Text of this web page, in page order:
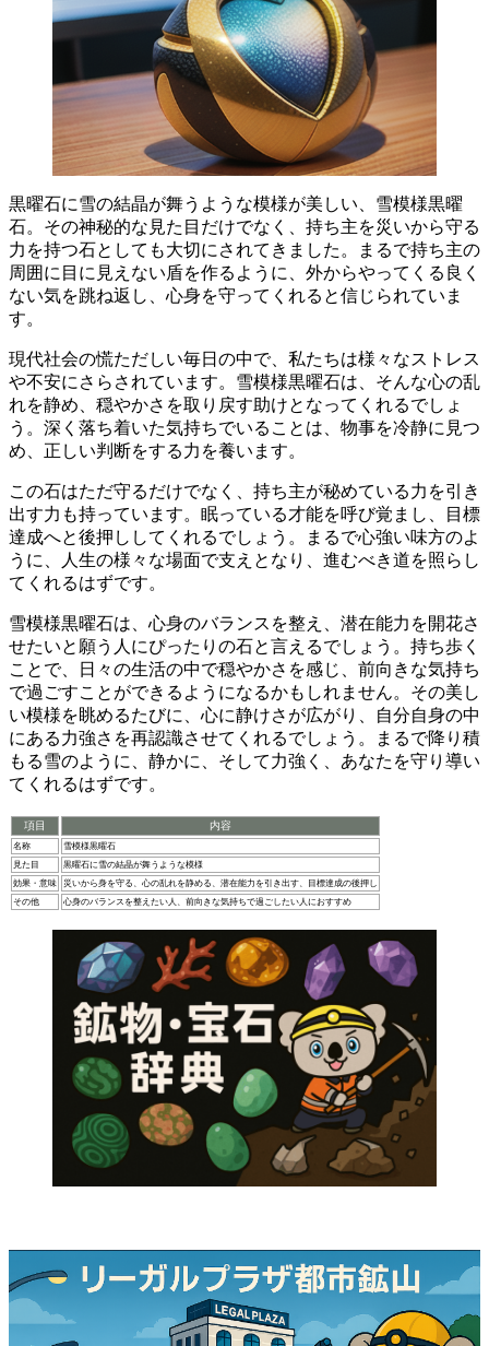
黒曜石に雪の結晶が舞うような模様が美しい 、雪模様黒曜
石。その神秘的な見た目だけでなく、持ち主を災いから守る
力を持つ石としても大切にされてきました。まるで持ち主の
周囲に目に見えない盾を作るように、外からやってくる良く
ない気を跳ね返し、心身を守ってくれると信じられていま
す。
現代社会の慌ただしい毎日の中で、私たちは様々なストレス
や不安にさらされています。雪模様黒曜石は、そんな心の乱
れを静め、穏やかさを取り戻す助けとなってくれるでしょ
う。深く落ち着いた気持ちでいることは、物事を冷静に見つ
め、正しい判断をする力を養います。
この石はただ守るだけでなく、持ち主が秘めている力を引き
出す力も持っています。眠っている才能を呼び覚まし、目標
達成へと後押ししてくれるでしょう。まるで心強い味方のよ
うに、人生の様々な場面で支えとなり、進むべき道を照らし
てくれるはずです。
雪模様黒曜石は、心身のバランスを整え、潜在能力を開花さ
せたいと願う人にぴったりの石と言えるでしょう。持ち歩く
ことで、日々の生活の中で穏やかさを感じ、前向きな気持ち
で過ごすことができるようになるかもしれません。その美し
い模様を眺めるたびに、心に静けさが広がり、自分自身の中
にある力強さを再認識させてくれるでしょう。まるで降り積
もる雪のように、静かに、そして力強く、あなたを守り導い
てくれるはずです。
項目 内容
名称
雪模様黒曜石
見た目
黒曜石に雪の結晶が舞うような模様
効果・意味
災いから身を守る、心の乱れを静める、潜在能力を引き出す、目標達成の後押し
その他
心身のバランスを整えたい人、前向きな気持ちで過ごしたい人におすすめ